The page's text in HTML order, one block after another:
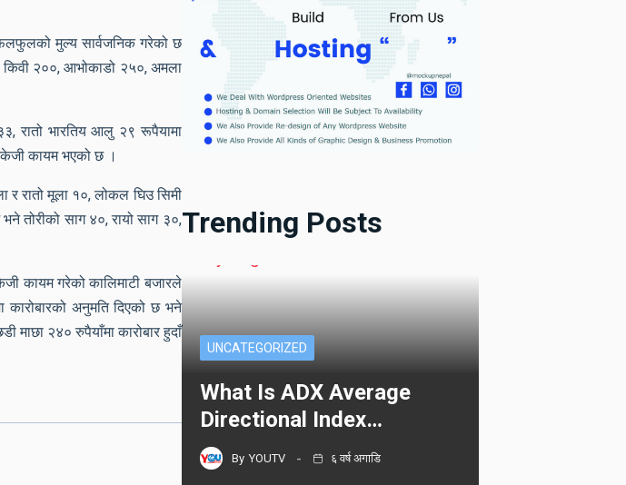
फलफुलको मुल्य सार्वजनिक गरेको छ
२००, आभोकाडो २५०, अमला
रातो भारतिय आलु २९ रूपैयामा
कायम भएको छ ।
रातो मूला १०, लोकल घिउ सिमी
तोरीको साग ४०, रायो साग ३०,
कायम गरेको कालिमाटी बजारले
अनुमति दिएको छ भने
माछा २४० रुपैयाँमा कारोबार हुदाँ
Trending Posts
UNCATEGORIZED
What Is ADX Average
Directional Index…
By YOUTV ६ वर्ष अगाडि